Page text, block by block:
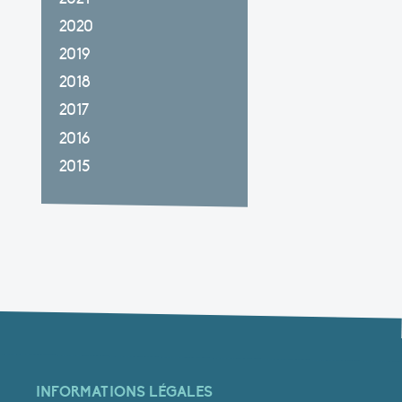
2020
2019
2018
2017
2016
2015
INFORMATIONS LÉGALES